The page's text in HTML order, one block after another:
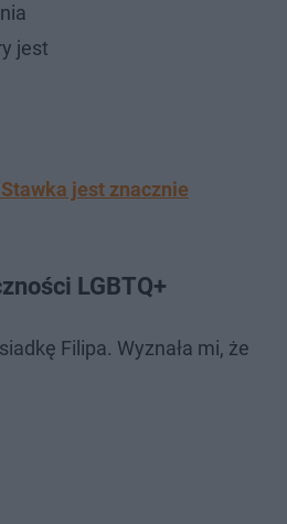
jest
jest znacznie
LGBTQ+
Filipa. Wyznała mi, że